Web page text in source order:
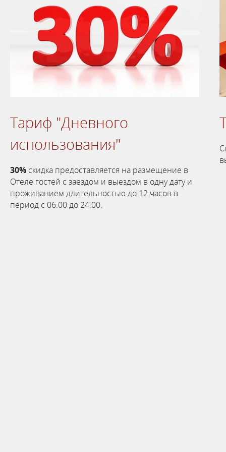
Тариф "Дневного
использования"
30% скидка предоставляется на размещение в
Отеле гостей с заездом и выездом в одну дату и
проживанием длительностью до 12 часов в
период с 06:00 до 24:00.